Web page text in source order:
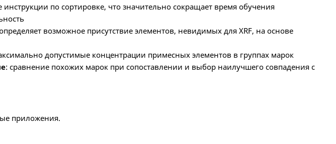
по сортировке, что значительно сокращает время обучения
возможное присутствие элементов, невидимых для XRF, на основе
допустимые концентрации примесных элементов в группах марок
: сравнение похожих марок при сопоставлении и выбор наилучшего совпадения с
приложения.